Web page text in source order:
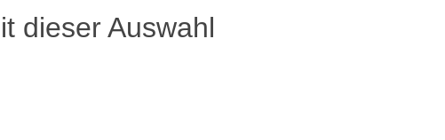
dieser Auswahl